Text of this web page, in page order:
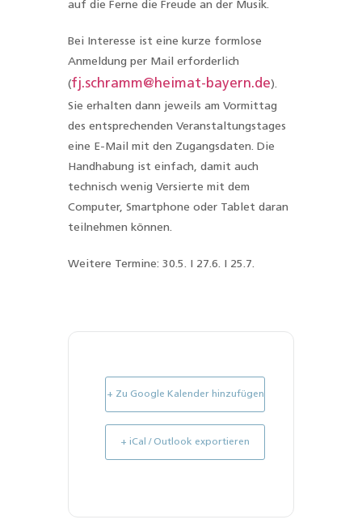
auf die Ferne die Freude an der Musik.
Bei Interesse ist eine kurze formlose
Anmeldung per Mail erforderlich
(fj.schramm@heimat-bayern.de).
Sie erhalten dann jeweils am Vormittag
des entsprechenden Veranstaltungstages
eine E-Mail mit den Zugangsdaten. Die
Handhabung ist einfach, damit auch
technisch wenig Versierte mit dem
Computer, Smartphone oder Tablet daran
teilnehmen können.
Weitere Termine: 30.5. I 27.6. I 25.7.
+ Zu Google Kalender hinzufügen
+ iCal / Outlook exportieren